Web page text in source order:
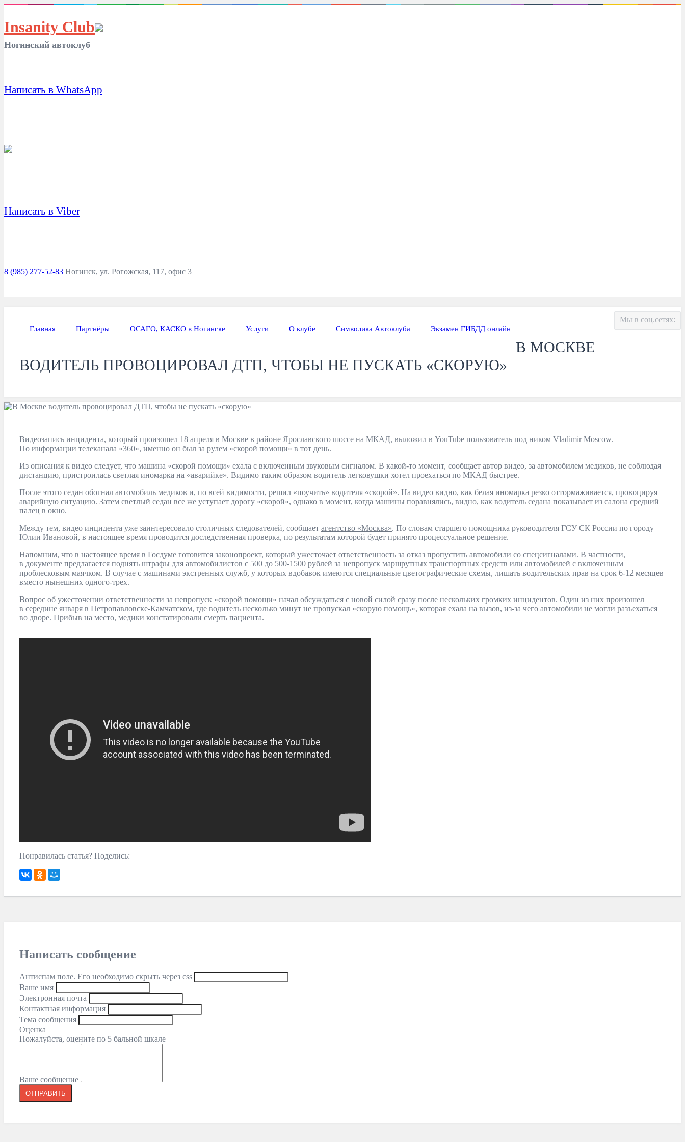
Insanity Club
Ногинский автоклуб
Написать в WhatsApp
Написать в Viber
8 (985) 277-52-83 Ногинск, ул. Рогожская, 117, офис 3
Мы в соц.сетях:
Главная Партнёры ОСАГО, КАСКО в Ногинске Услуги О клубе Символика Автоклуба Экзамен ГИБДД онлайн
В МОСКВЕ
ВОДИТЕЛЬ ПРОВОЦИРОВАЛ ДТП, ЧТОБЫ НЕ ПУСКАТЬ «СКОРУЮ»
Видеозапись инцидента, который произошел 18 апреля в Москве в районе Ярославского шоссе на МКАД, выложил в YouTube пользователь под ником Vladimir Moscow.
По информации телеканала «360», именно он был за рулем «скорой помощи» в тот день.
Из описания к видео следует, что машина «скорой помощи» ехала с включенным звуковым сигналом. В какой-то момент, сообщает автор видео, за автомобилем медиков, не соблюдая
дистанцию, пристроилась светлая иномарка на «аварийке». Видимо таким образом водитель легковушки хотел проехаться по МКАД быстрее.
После этого седан обогнал автомобиль медиков и, по всей видимости, решил «поучить» водителя «скорой». На видео видно, как белая иномарка резко оттормаживается, провоцируя
аварийную ситуацию. Затем светлый седан все же уступает дорогу «скорой», однако в момент, когда машины поравнялись, видно, как водитель седана показывает из салона средний
палец в окно.
Между тем, видео инцидента уже заинтересовало столичных следователей, сообщает агентство «Москва». По словам старшего помощника руководителя ГСУ СК России по городу
Юлии Ивановой, в настоящее время проводится доследственная проверка, по результатам которой будет принято процессуальное решение.
Напомним, что в настоящее время в Госдуме готовится законопроект, который ужесточает ответственность за отказ пропустить автомобили со спецсигналами. В частности,
в документе предлагается поднять штрафы для автомобилистов с 500 до 500-1500 рублей за непропуск маршрутных транспортных средств или автомобилей с включенным
проблесковым маячком. В случае с машинами экстренных служб, у которых вдобавок имеются специальные цветографические схемы, лишать водительских прав на срок 6-12 месяцев
вместо нынешних одного-трех.
Вопрос об ужесточении ответственности за непропуск «скорой помощи» начал обсуждаться с новой силой сразу после нескольких громких инцидентов. Один из них произошел
в середине января в Петропавловске-Камчатском, где водитель несколько минут не пропускал «скорую помощь», которая ехала на вызов, из-за чего автомобили не могли разъехаться
во дворе. Прибыв на место, медики констатировали смерть пациента.
Понравилась статья? Поделись:
Написать сообщение
Антиспам поле. Его необходимо скрыть через css
Ваше имя
Электронная почта
Контактная информация
Тема сообщения
Оценка
Пожалуйста, оцените по 5 бальной шкале
Ваше сообщение